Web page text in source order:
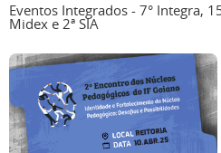
Eventos Integrados - 7° Integra,
Midex e 2ª SIA